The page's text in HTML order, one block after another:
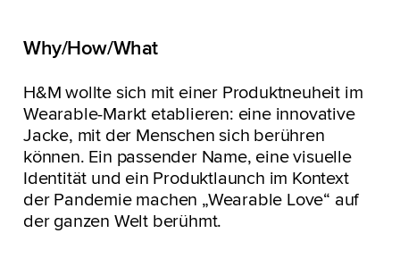
Why/How/What
H&M wollte sich mit einer Produktneuheit im
Wearable-Markt etablieren: eine innovative
Jacke, mit der Menschen sich berühren
können. Ein passender Name, eine visuelle
Identität und ein Produktlaunch im Kontext
der Pandemie machen „Wearable Love“ auf
der ganzen Welt berühmt.